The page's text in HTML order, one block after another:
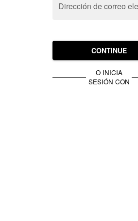
CONTINUE
O INICIA
SESIÓN CON